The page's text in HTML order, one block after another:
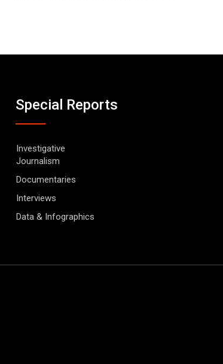
Special Reports
Investigative
Journalism
Documentaries
Interviews
Data & Infographics